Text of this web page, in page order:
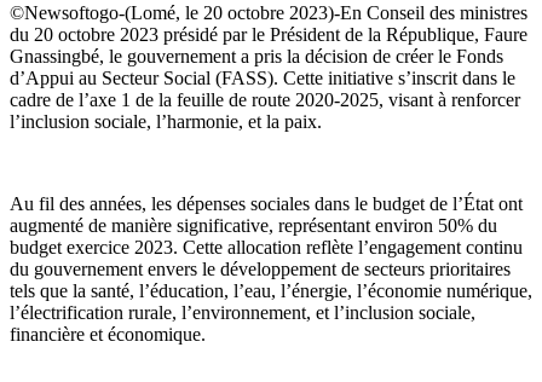
©Newsoftogo-(Lomé, le 20 octobre 2023)-En Conseil des ministres
du 20 octobre 2023 présidé par le Président de la République, Faure
Gnassingbé, le gouvernement a pris la décision de créer le Fonds
d’Appui au Secteur Social (FASS). Cette initiative s’inscrit dans le
cadre de l’axe 1 de la feuille de route 2020-2025, visant à renforcer
l’inclusion sociale, l’harmonie, et la paix.
Au fil des années, les dépenses sociales dans le budget de l’État ont
augmenté de manière significative, représentant environ 50% du
budget exercice 2023. Cette allocation reflète l’engagement continu
du gouvernement envers le développement de secteurs prioritaires
tels que la santé, l’éducation, l’eau, l’énergie, l’économie numérique,
l’électrification rurale, l’environnement, et l’inclusion sociale,
financière et économique.